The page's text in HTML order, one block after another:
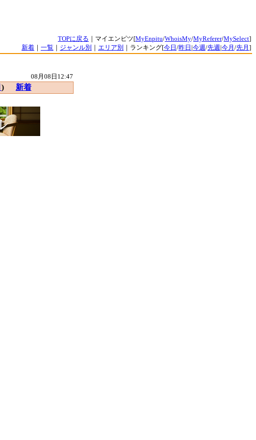
TOPに戻る ｜マイエンピツ[MyEnpitu/WhoisMy/MyReferer/MySelect]
新着 ｜ 一覧 ｜ ジャンル別 ｜ エリア別 ｜ランキング[今日 /昨日 |今週/先週|今月 /先月 ]
08月08日12:47
) 新着